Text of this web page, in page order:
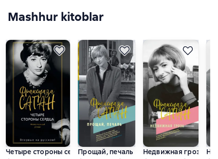
Mashhur kitoblar
Четыре стороны сердцаПрощай, печаль
Недвижная гроза